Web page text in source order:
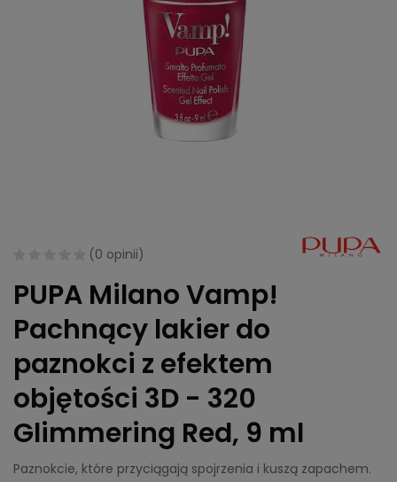
(0 opinii)
PUPA Milano Vamp!
Pachnący lakier do
paznokci z efektem
objętości 3D - 320
Glimmering Red, 9 ml
Paznokcie, które przyciągają spojrzenia i kuszą zapachem.